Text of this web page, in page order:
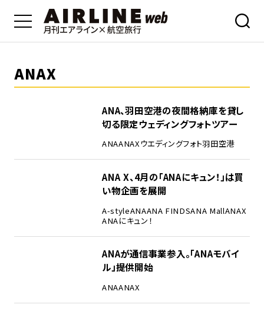
ANAX
ANA、羽田空港の夜間格納庫を貸し
切る限定ウェディングフォトツアー
ANAANAX ウエディングフォト羽田空港
ANA X、4月の「ANAにキュン！」は買
い物企画を展開
A-styleANAANA FINDSANA MallANAX
ANAにキュン！
ANAが通信事業参入。「ANAモバイ
ル」提供開始
ANAANAX